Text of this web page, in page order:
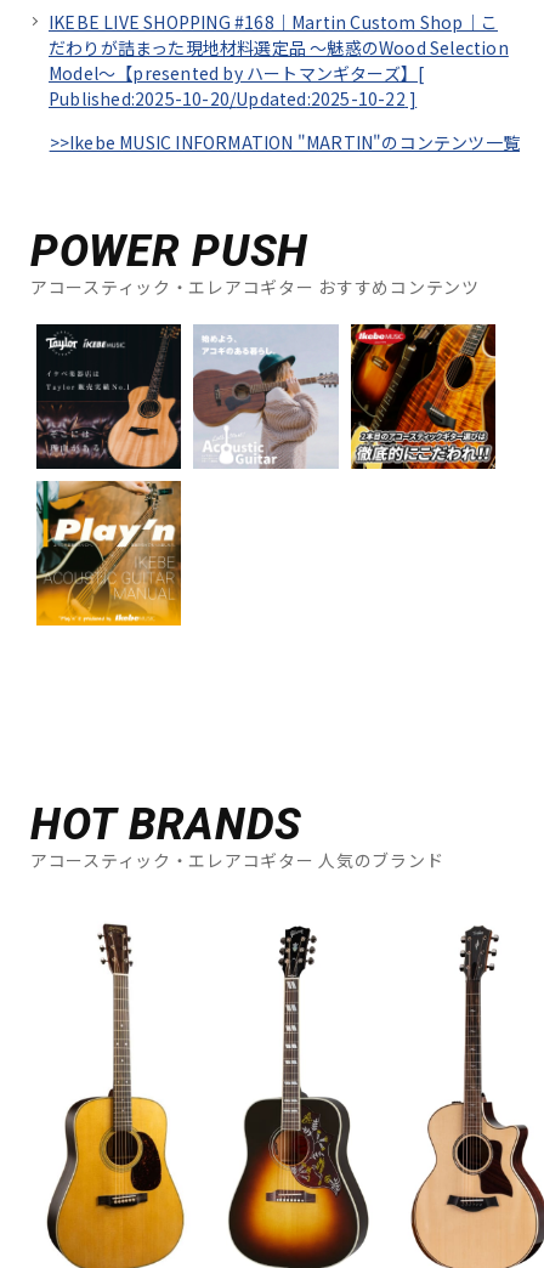
IKEBE LIVE SHOPPING #168｜Martin Custom Shop｜こ
だわりが詰まった現地材料選定品 ～魅惑のWood Selection
Model～【presented by ハートマンギターズ】[
Published:2025-10-20/Updated:2025-10-22 ]
>>Ikebe MUSIC INFORMATION "MARTIN"のコンテンツ一覧
POWER PUSH
アコースティック・エレアコギター おすすめコンテンツ
HOT BRANDS
アコースティック・エレアコギター 人気のブランド